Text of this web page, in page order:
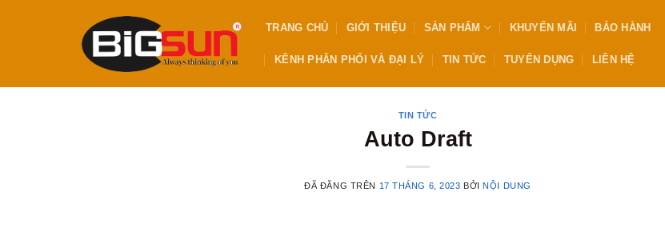
TRANG CHỦ GIỚI THIỆU SẢN PHẨM KHUYẾN MÃI BẢO HÀNH
KÊNH PHÂN PHỐI VÀ ĐẠI LÝ TIN TỨC TUYỂN DỤNG LIÊN HỆ
TIN TỨC
Auto Draft
ĐÃ ĐĂNG TRÊN 17 THÁNG 6, 2023 BỞINỘI DUNG